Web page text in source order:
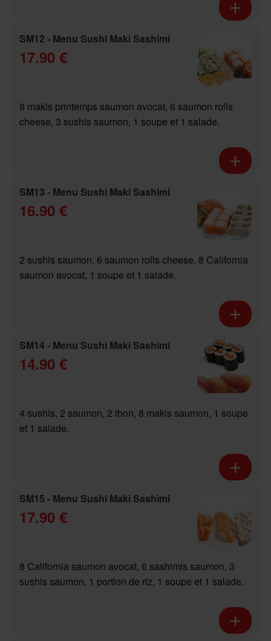
SM12 - Menu Sushi Maki Sashimi
17.90 €
8 makis printemps saumon avocat, 6 saumon rolls
cheese, 3 sushis saumon, 1 soupe et 1 salade.
SM13 - Menu Sushi Maki Sashimi
16.90 €
2 sushis saumon, 6 saumon rolls cheese, 8 California
saumon avocat, 1 soupe et 1 salade.
SM14 - Menu Sushi Maki Sashimi
14.90 €
4 sushis, 2 saumon, 2 thon, 8 makis saumon, 1 soupe
et 1 salade.
SM15 - Menu Sushi Maki Sashimi
17.90 €
8 California saumon avocat, 6 sashimis saumon, 3
sushis saumon, 1 portion de riz, 1 soupe et 1 salade.